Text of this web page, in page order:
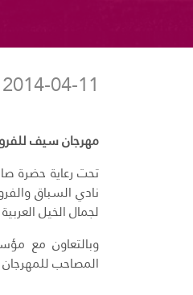
2014-04-11
مهرجان سيف
تحت رعاية حضرة
نادي السباق
لجمال الخيل
وبالتعاون مع
المصاحب للمهرجان خلال الفترة